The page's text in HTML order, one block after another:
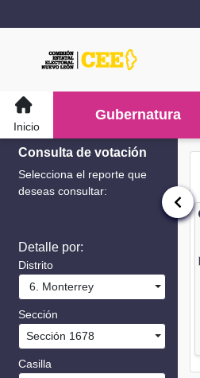
Inicio
Gubernatura
Consulta de votación
Selecciona el reporte que
deseas consultar:
Detalle por:
Distrito
6. Monterrey
Sección
Sección 1678
Casilla